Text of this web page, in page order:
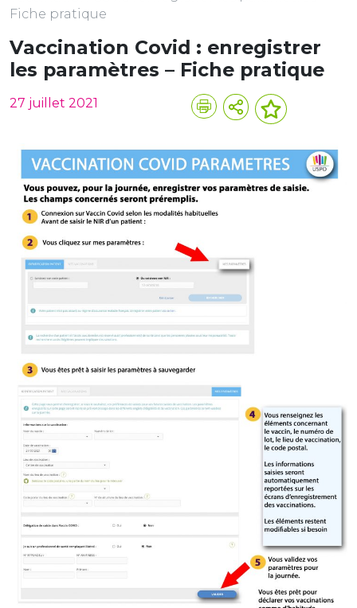
Fiche pratique
Vaccination Covid : enregistrer
les paramètres – Fiche pratique
27 juillet 2021